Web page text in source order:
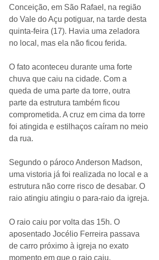
Conceição, em São Rafael, na região
do Vale do Açu potiguar, na tarde desta
quinta-feira (17). Havia uma zeladora
no local, mas ela não ficou ferida.
O fato aconteceu durante uma forte
chuva que caiu na cidade. Com a
queda de uma parte da torre, outra
parte da estrutura também ficou
comprometida. A cruz em cima da torre
foi atingida e estilhaços caíram no meio
da rua.
Segundo o pároco Anderson Madson,
uma vistoria já foi realizada no local e a
estrutura não corre risco de desabar. O
raio atingiu atingiu o para-raio da igreja.
O raio caiu por volta das 15h. O
aposentado Jocélio Ferreira passava
de carro próximo à igreja no exato
momento em que o raio caiu.